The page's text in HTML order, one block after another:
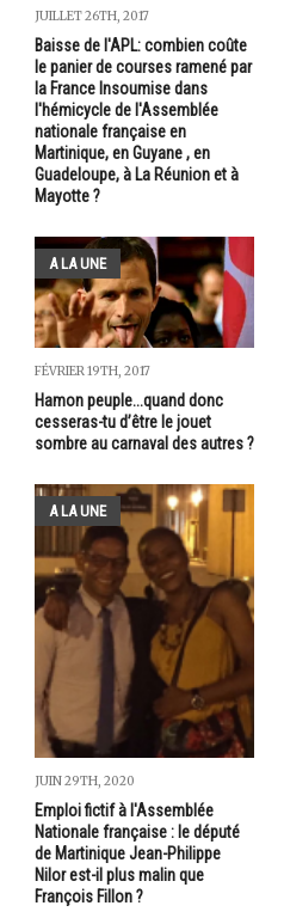
JUILLET 26TH, 2017
Baisse de l'APL: combien coûte
le panier de courses ramené par
la France Insoumise dans
l'hémicycle de l'Assemblée
nationale française en
Martinique, en Guyane , en
Guadeloupe, à La Réunion et à
Mayotte ?
A LA UNE
FÉVRIER 19TH, 2017
Hamon peuple...quand donc
cesseras-tu d’être le jouet
sombre au carnaval des autres ?
A LA UNE
JUIN 29TH, 2020
Emploi fictif à l'Assemblée
Nationale française : le député
de Martinique Jean-Philippe
Nilor est-il plus malin que
François Fillon ?